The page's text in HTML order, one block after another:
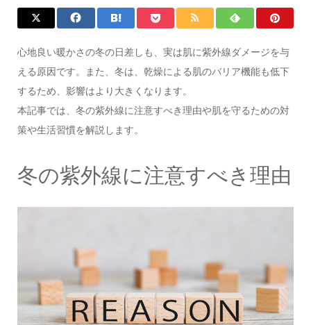
心地良い暖かさの冬の日差しも、実は肌に紫外線ダメージを与
える原因です。また、冬は、乾燥による肌のバリア機能も低下
するため、影響はより大きくなります。
本記事では、冬の紫外線に注意すべき理由や肌を守るための対
策や生活習慣を解説します。
冬の紫外線に注意すべき理由